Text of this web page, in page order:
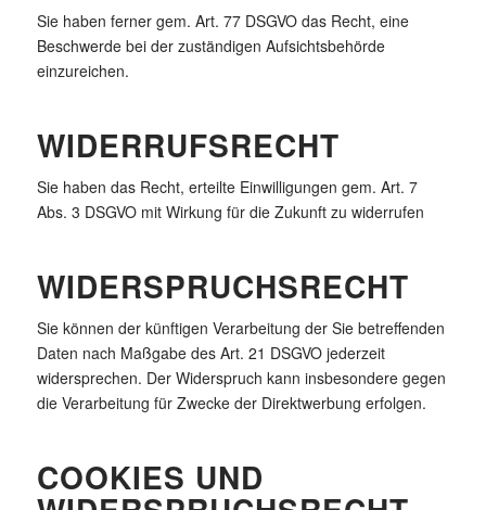
Sie haben ferner gem. Art. 77 DSGVO das Recht, eine
Beschwerde bei der zuständigen Aufsichtsbehörde
einzureichen.
WIDERRUFSRECHT
Sie haben das Recht, erteilte Einwilligungen gem. Art. 7
Abs. 3 DSGVO mit Wirkung für die Zukunft zu widerrufen
WIDERSPRUCHSRECHT
Sie können der künftigen Verarbeitung der Sie betreffenden
Daten nach Maßgabe des Art. 21 DSGVO jederzeit
widersprechen. Der Widerspruch kann insbesondere gegen
die Verarbeitung für Zwecke der Direktwerbung erfolgen.
COOKIES UND